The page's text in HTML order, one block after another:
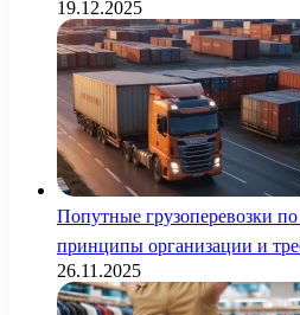
19.12.2025
Попутные грузоперевозки
принципы организации и
26.11.2025